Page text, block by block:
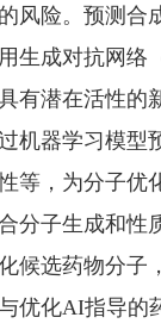
风险。预测合
生成对抗网络
有潜在活性的
机器学习模型
等，为分子优
分子生成和性
候选药物分子
优化AI指导的